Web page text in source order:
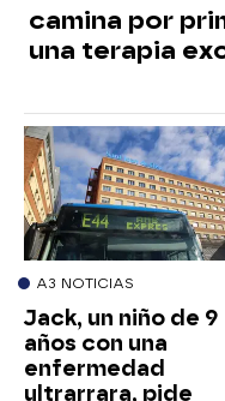
camina por
una terapia
A3 NOTICIAS
Jack, un niño de 9
años con una
enfermedad
ultrarrara, pide